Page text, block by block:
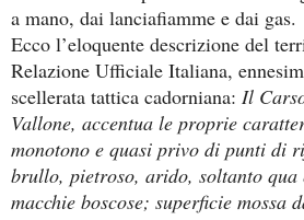
a mano, dai lanciafiamme e dai gas.
Ecco l’eloquente descrizione del
Relazione Ufficiale Italiana,
scellerata tattica cadorniana: Il
Vallone, accentua le proprie
monotono e quasi privo di punti di
brullo, pietroso, arido, soltanto qua
macchie boscose; superficie mossa